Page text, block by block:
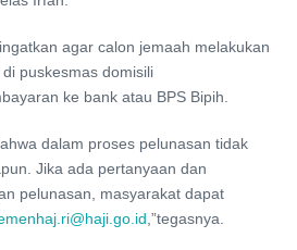
agar calon jemaah melakukan
puskesmas domisili
ke bank atau BPS Bipih.
dalam proses pelunasan tidak
Jika ada pertanyaan dan
pelunasan, masyarakat dapat
,”tegasnya.